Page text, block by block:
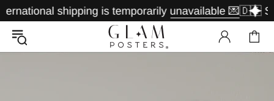
shipping is temporarily unavailable 💌🇩🇪